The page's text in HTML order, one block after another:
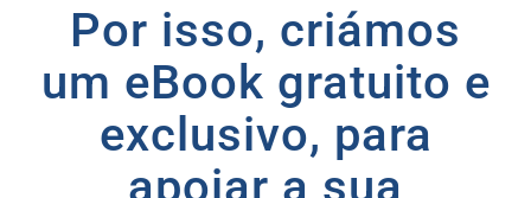
Por isso, criámos
um eBook gratuito e
exclusivo, para
apoiar a sua